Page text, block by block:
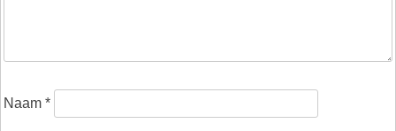
Naam *